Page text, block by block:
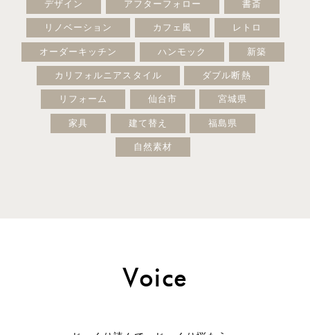
デザイン アフターフォロー 書斎
リノベーション カフェ風 レトロ
オーダーキッチン ハンモック 新築
カリフォルニアスタイル ダブル断熱
リフォーム 仙台市 宮城県
家具 建て替え 福島県
自然素材
Voice